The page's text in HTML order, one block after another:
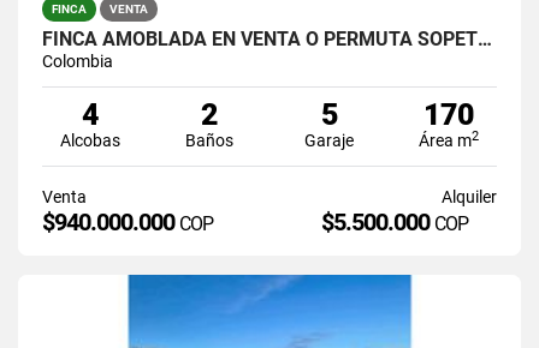
FINCA VENTA
FINCA AMOBLADA EN VENTA O PERMUTA SOPETRÁN EL RODEO
Colombia
4
Alcobas
2
Baños
5
Garaje
170
Área m2
Venta
$940.000.000 COP
Alquiler
$5.500.000 COP